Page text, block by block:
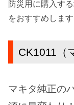
防災用に購入す
をおすすめします
CK1011（
マキタ純正の